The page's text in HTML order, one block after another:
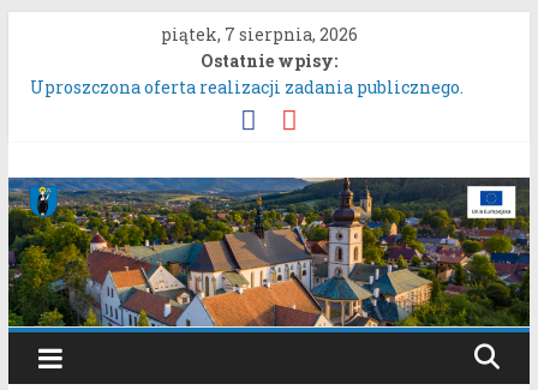
treści
piątek, 7 sierpnia, 2026
Ostatnie wpisy:
Uproszczona oferta realizacji zadania publicznego.
ZARZĄDZENIE NR 136/2026BURMISTRZA STAREGO
oddania w najem, dzierżawę i użyczenie.
Konkurs Wieńców Dożynkowych Województwa
Małopolskiego.
Zgłaszanie uwag do oferty realizacji zadania publicznego
pn. „Integracyjna Grupa Teatralna” złożonej przez
Stowarzyszenie „Gniazdo”.
Konsultacje społeczne dotyczące zmiany „Miejscowego
Gmina
Stary
Sącz
Portal